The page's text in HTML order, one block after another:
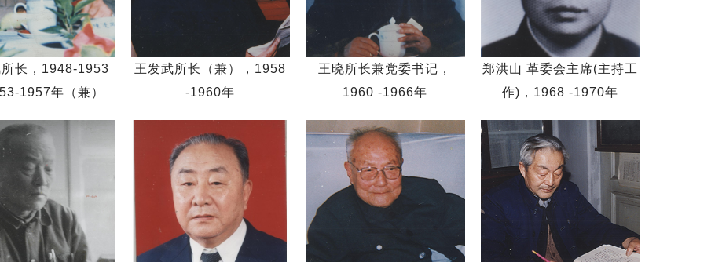
长，1948-1953
1957年（兼）
王发武所长（兼），1958
-1960年
王晓所长兼党委书记，
1960 -1966年
郑洪山 革委会主席(主持工
作)，1968 -1970年